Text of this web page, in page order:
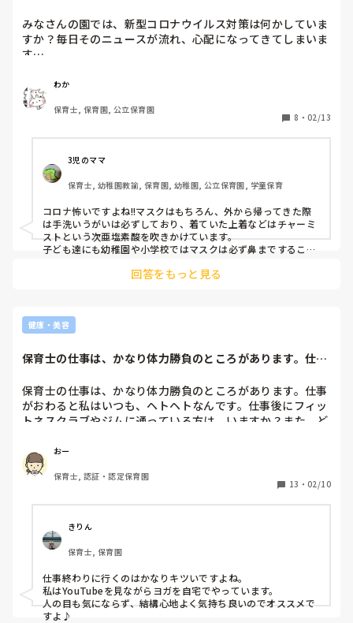
みなさんの園では、新型コロナウイルス対策は何かしていま
すか？毎日そのニュースが流れ、心配になってきてしまいま
す…。
わか
保育士, 保育園, 公立保育園
8 ・ 02/13
3児のママ
保育士, 幼稚園教諭, 保育園, 幼稚園, 公立保育園, 学童保育
コロナ怖いですよね!!マスクはもちろん、外から帰ってきた際
は手洗いうがいは必ずしており、着ていた上着などはチャーミ
ストという次亜塩素酸を吹きかけています。
子ども達にも幼稚園や小学校ではマスクは必ず鼻まですること
回答をもっと見る
健康・美容
保育士の仕事は、かなり体力勝負のところがあります。仕事
保育士の仕事は、かなり体力勝負のところがあります。仕事
がおわると私はいつも、ヘトヘトなんです。仕事後にフィッ
トネスクラブやジムに通っている方は、いますか？また、ど
おー
保育士, 認証・認定保育園
13 ・ 02/10
きりん
保育士, 保育園
仕事終わりに行くのはかなりキツいですよね。
私はYouTubeを見ながらヨガを自宅でやっています。
人の目も気にならず、結構心地よく気持ち良いのでオススメで
すよ♪